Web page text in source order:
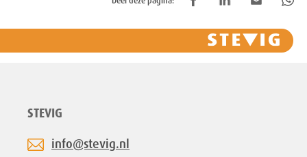
STEVIG
info@stevig.nl